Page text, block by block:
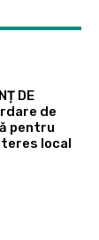
DE
de
pentru
local